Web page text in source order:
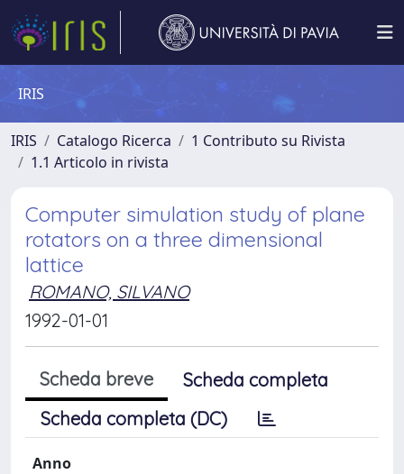
IRIS
IRIS Catalogo Ricerca
1 Contributo su Rivista
1.1 Articolo in rivista
Computer simulation study of plane
rotators on a three dimensional
lattice
ROMANO, SILVANO
1992-01-01
Scheda breve
Scheda completa
Scheda completa (DC)
Anno